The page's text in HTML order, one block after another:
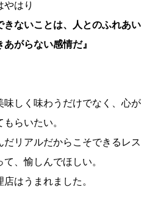
やはり
きないことは、人とのふれあい
がらない感情だ』
味しく味わうだけでなく、心が
らいたい。
リアルだからこそできるレス
、愉しんでほしい。
はうまれました。